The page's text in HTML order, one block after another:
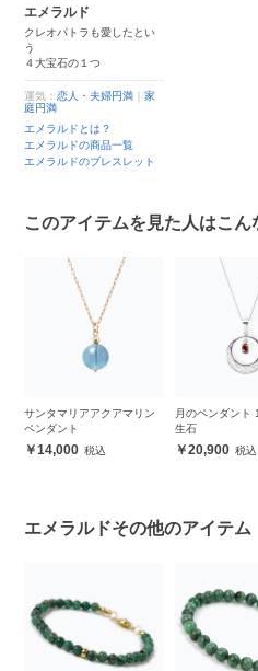
エメラルド
クレオパトラも愛したとい
う
４大宝石の１つ
運気：恋人・夫婦円満 ｜家
庭円満
エメラルドとは？
エメラルドの商品一覧
エメラルドのブレスレット
このアイテムを見た人はこ
サンタマリアアクアマリン
ペンダント
14,000
月のペンダント
生石
20,900
エメラルドその他のアイテム